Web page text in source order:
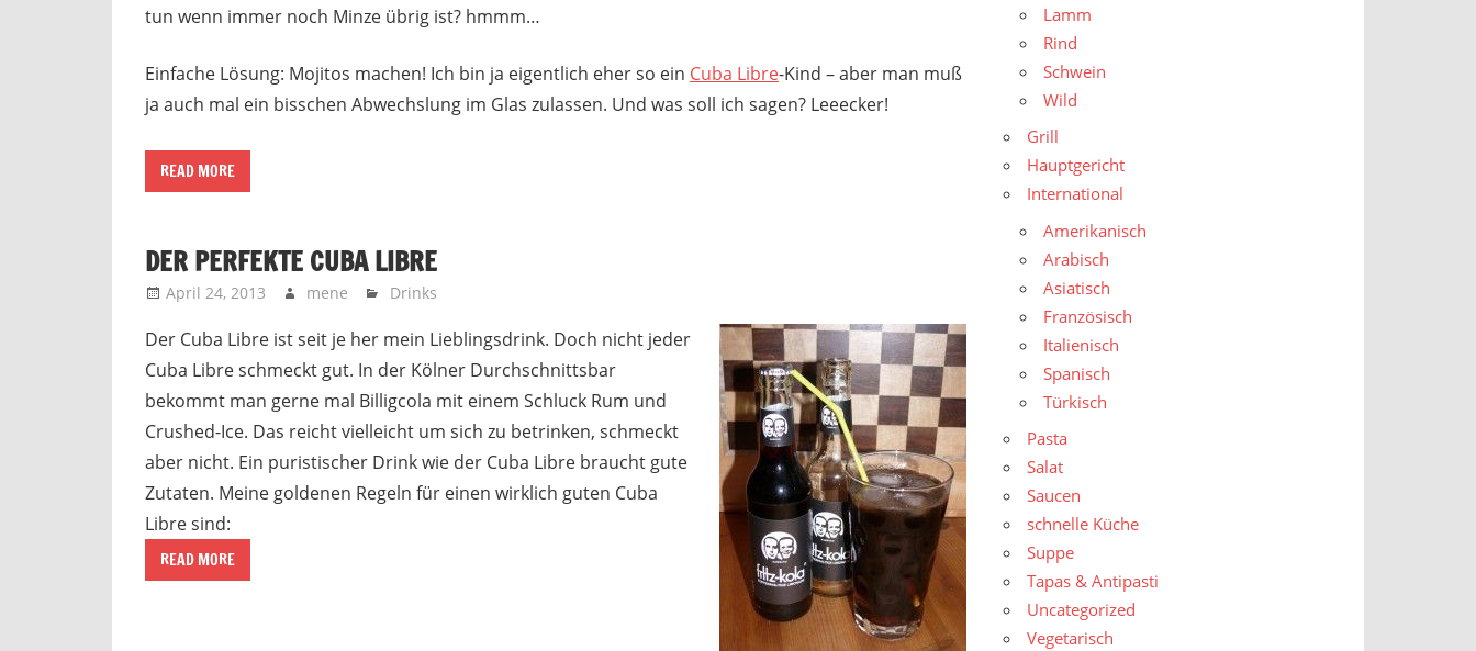
tun wenn immer noch Minze übrig ist? hmmm…
Einfache Lösung: Mojitos machen! Ich bin ja eigentlich eher so ein Cuba Libre-Kind – aber man muß
ja auch mal ein bisschen Abwechslung im Glas zulassen. Und was soll ich sagen? Leeecker!
READ MORE
DER PERFEKTE CUBA LIBRE
April 24, 2013 mene Drinks
Der Cuba Libre ist seit je her mein Lieblingsdrink. Doch nicht jeder
Cuba Libre schmeckt gut. In der Kölner Durchschnittsbar
bekommt man gerne mal Billigcola mit einem Schluck Rum und
Crushed-Ice. Das reicht vielleicht um sich zu betrinken, schmeckt
aber nicht. Ein puristischer Drink wie der Cuba Libre braucht gute
Zutaten. Meine goldenen Regeln für einen wirklich guten Cuba
Libre sind:
READ MORE
Lamm
Rind
Schwein
Wild
Grill
Hauptgericht
International
Amerikanisch
Arabisch
Asiatisch
Französisch
Italienisch
Spanisch
Türkisch
Pasta
Salat
Saucen
schnelle Küche
Suppe
Tapas & Antipasti
Uncategorized
Vegetarisch